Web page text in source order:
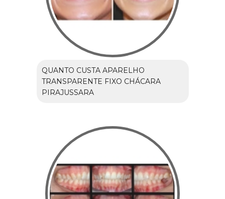
QUANTO CUSTA APARELHO
TRANSPARENTE FIXO CHÁCARA
PIRAJUSSARA